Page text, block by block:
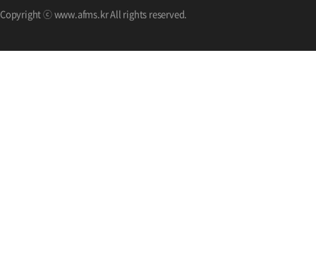
Copyright ⓒ www.afms.kr All rights reserved.